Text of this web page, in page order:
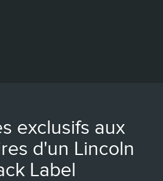
exclusifs aux
d'un Lincoln
Label